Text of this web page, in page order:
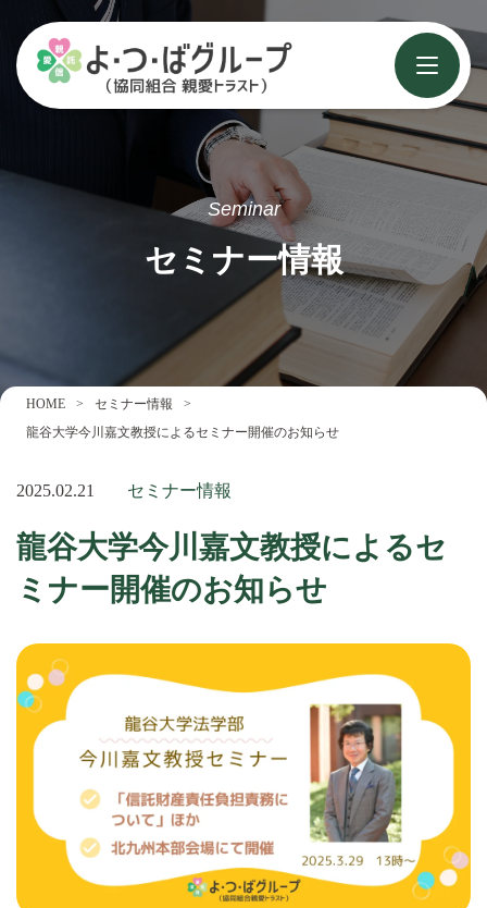
Seminar
セミナー情報
HOME
セミナー情報
龍谷大学今川嘉文教授によるセミナー開催のお知らせ
2025.02.21 セミナー情報
龍谷大学今川嘉文教授によるセ
ミナー開催のお知らせ